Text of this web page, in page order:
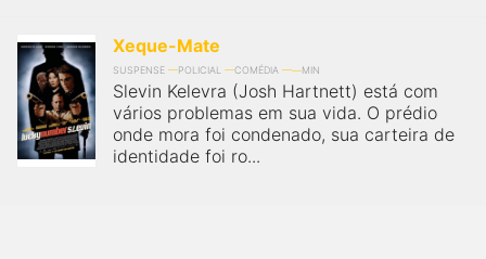
Xeque-Mate
SUSPENSE POLICIAL COMÉDIA MIN
Slevin Kelevra (Josh Hartnett) está com
vários problemas em sua vida. O prédio
onde mora foi condenado, sua carteira de
identidade foi ro...